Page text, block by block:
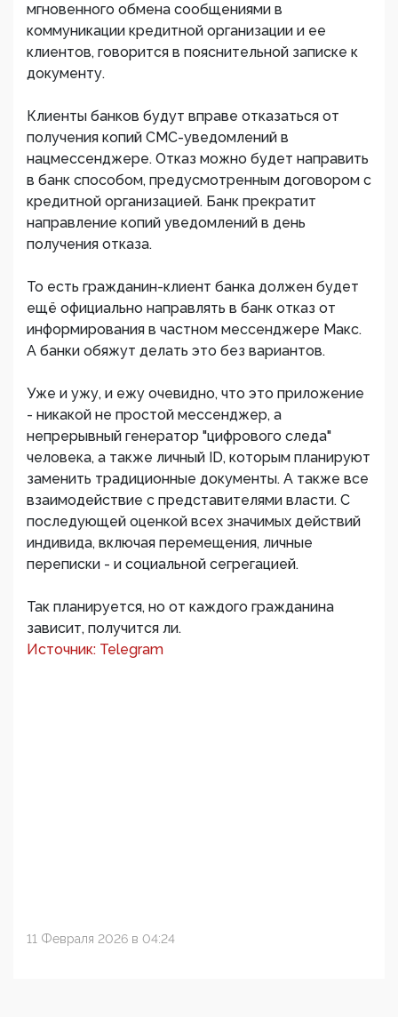
мгновенного обмена сообщениями в
коммуникации кредитной организации и ее
клиентов, говорится в пояснительной записке к
документу.
Клиенты банков будут вправе отказаться от
получения копий СМС-уведомлений в
нацмессенджере. Отказ можно будет направить
в банк способом, предусмотренным договором с
кредитной организацией. Банк прекратит
направление копий уведомлений в день
получения отказа.
То есть гражданин-клиент банка должен будет
ещё официально направлять в банк отказ от
информирования в частном мессенджере Макс.
А банки обяжут делать это без вариантов.
Уже и ужу, и ежу очевидно, что это приложение
- никакой не простой мессенджер, а
непрерывный генератор "цифрового следа"
человека, а также личный ID, которым планируют
заменить традиционные документы. А также все
взаимодействие с представителями власти. С
последующей оценкой всех значимых действий
индивида, включая перемещения, личные
переписки - и социальной сегрегацией.
Так планируется, но от каждого гражданина
зависит, получится ли.
Источник: Telegram
11 Февраля 2026 в 04:24